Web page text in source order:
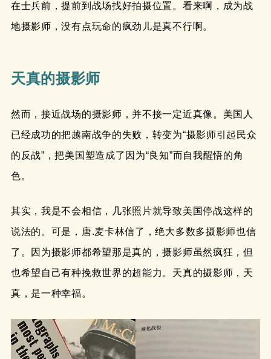
在士兵前，提前到战场找好拍摄位置。看来啊，成为战
地摄影师，没有点玩命的疯劲儿是真不行啊。
天真的摄影师
然而，接近战场的摄影师，并不接一定近真像。美国人
已经成功的把越南战争的失败，转变为“摄影师引起民众
的反战”，把美国塑造成了因为“良知”而自我醒悟的角
色。
其实，我是不会相信，几张照片就导致美国停战这样的
说法的。可是，唐.麦卡林信了，绝大多数多摄影师也信
了。因为摄影师都希望那是真的，摄影师虽然疯狂，但
也希望自己有种挽救世界的超能力。天真的摄影师，天
真，是一种幸福。